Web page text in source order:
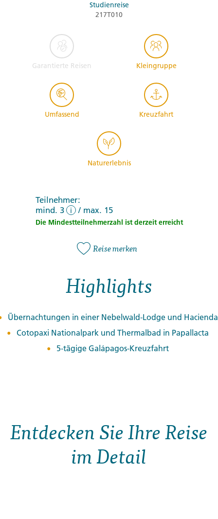
Studienreise
217T010
Garantierte Reisen Kleingruppe
Umfassend Kreuzfahrt
Naturerlebnis
Teilnehmer:
mind. 3
i / max. 15
Die Mindestteilnehmerzahl ist derzeit erreicht
Reise merken
Highlights
Übernachtungen in einer Nebelwald-Lodge und Hacienda
Cotopaxi Nationalpark und Thermalbad in Papallacta
5-tägige Galápagos-Kreuzfahrt
Entdecken Sie Ihre Reise
im Detail